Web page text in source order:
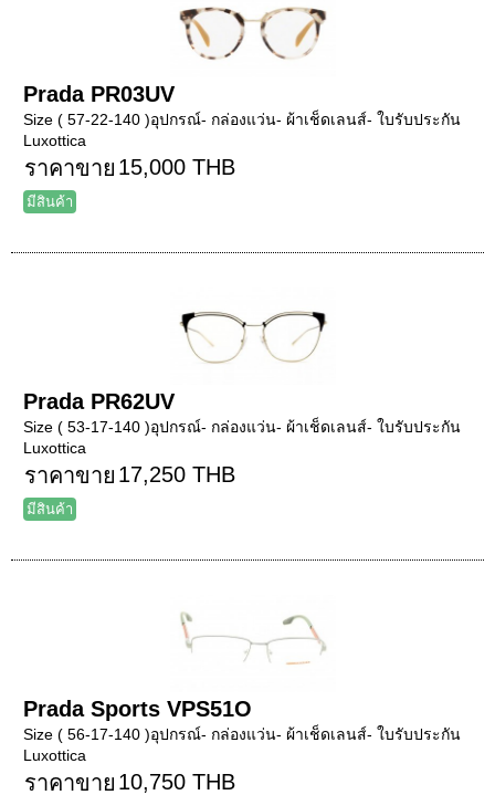
Prada PR03UV
Size ( 57-22-140 )อุปกรณ์- กล่องแว่น- ผ้าเช็ดเลนส์- ใบรับประกัน
Luxottica
ราคาขาย 15,000 THB
มีสินค้า
Prada PR62UV
Size ( 53-17-140 )อุปกรณ์- กล่องแว่น- ผ้าเช็ดเลนส์- ใบรับประกัน
Luxottica
ราคาขาย 17,250 THB
มีสินค้า
Prada Sports VPS51O
Size ( 56-17-140 )อุปกรณ์- กล่องแว่น- ผ้าเช็ดเลนส์- ใบรับประกัน
Luxottica
ราคาขาย 10,750 THB